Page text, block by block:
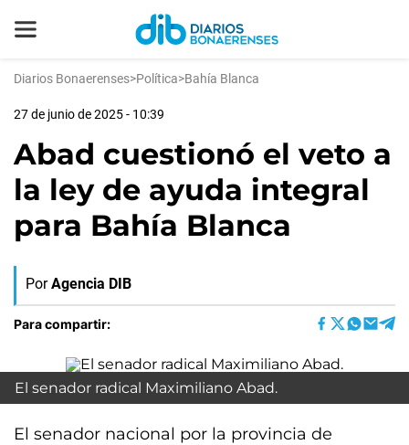
Diarios Bonaerenses>Política>Bahía Blanca
27 de junio de 2025 - 10:39
Abad cuestionó el veto a
la ley de ayuda integral
para Bahía Blanca
Por Agencia DIB
Para compartir:
El senador radical Maximiliano Abad.
El senador nacional por la provincia de